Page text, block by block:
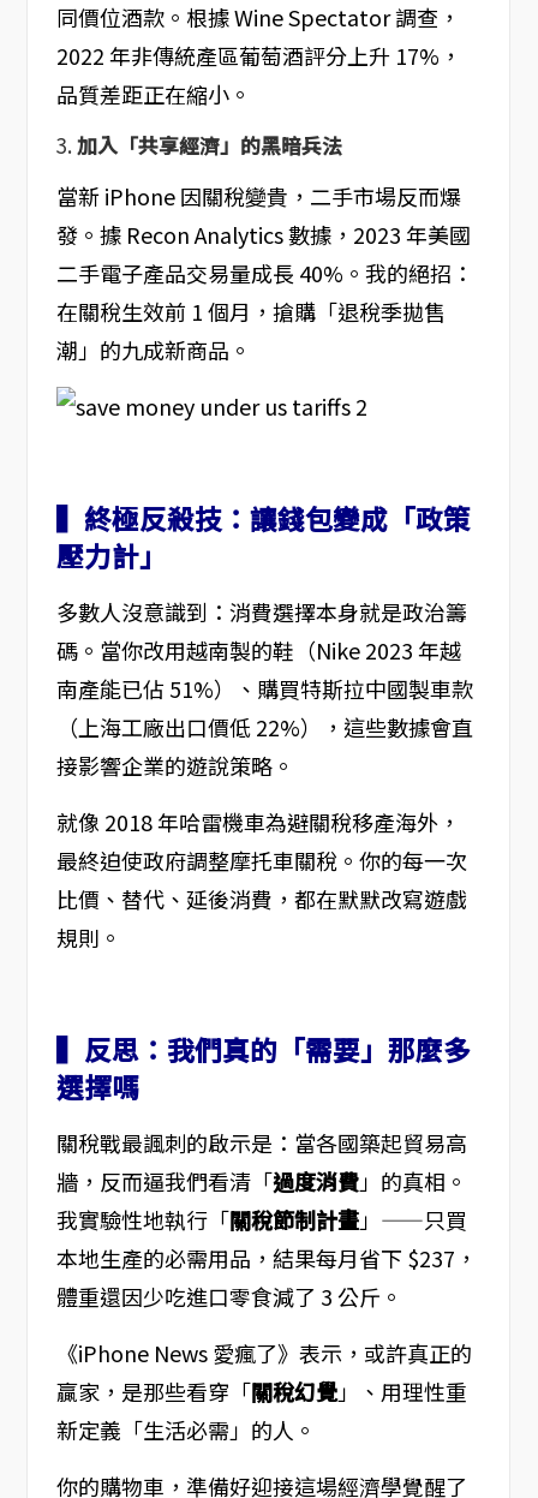
同價位酒款。根據 Wine Spectator 調查，
2022 年非傳統產區葡萄酒評分上升 17%，
品質差距正在縮小。
3.加入「共享經濟」的黑暗兵法
當新 iPhone 因關稅變貴，二手市場反而爆
發。據 Recon Analytics 數據，2023 年美國
二手電子產品交易量成長 40%。我的絕招：
在關稅生效前 1 個月，搶購「退稅季拋售
潮」的九成新商品。
▍終極反殺技：讓錢包變成「政策
壓力計」
多數人沒意識到：消費選擇本身就是政治籌
碼。當你改用越南製的鞋（Nike 2023 年越
南產能已佔 51%）、購買特斯拉中國製車款
（上海工廠出口價低 22%），這些數據會直
接影響企業的遊說策略。
就像 2018 年哈雷機車為避關稅移產海外，
最終迫使政府調整摩托車關稅。你的每一次
比價、替代、延後消費，都在默默改寫遊戲
規則。
▍反思：我們真的「需要」那麼多
選擇嗎
關稅戰最諷刺的啟示是：當各國築起貿易高
牆，反而逼我們看清「過度消費」的真相。
我實驗性地執行「關稅節制計畫」——只買
本地生產的必需用品，結果每月省下 $237，
體重還因少吃進口零食減了 3 公斤。
《iPhone News 愛瘋了》表示，或許真正的
贏家，是那些看穿「關稅幻覺」、用理性重
新定義「生活必需」的人。
你的購物車，準備好迎接這場經濟學覺醒了